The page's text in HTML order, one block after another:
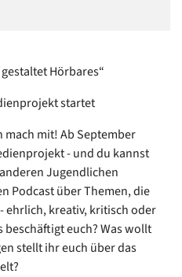
Hörbares“
startet
mach mit! Ab September
- und du kannst
Jugendlichen
Podcast über Themen, die
ehrlich, kreativ, kritisch oder
beschäftigt euch? Was wollt
stellt ihr euch über das